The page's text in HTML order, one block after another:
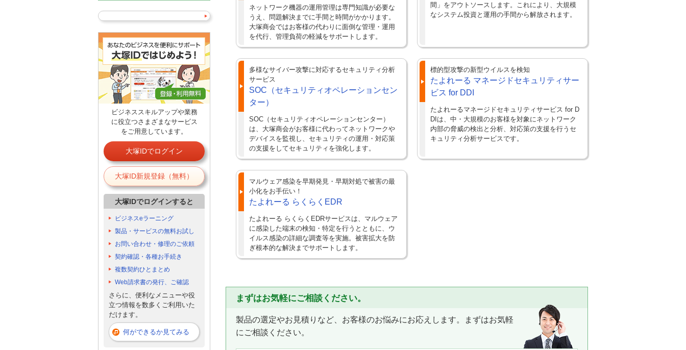
ネットワーク機器の運用管理は専門知識が必要な
うえ、問題解決までに手間と時間がかかります。
大塚商会ではお客様の代わりに面倒な管理・運用
を代行、管理負荷の軽減をサポートします。
間」をアウトソースします。これにより、大規模
なシステム投資と運用の手間から解放されます。
多様なサイバー攻撃に対応するセキュリティ分析
サービス
SOC（セキュリティオペレーションセン
ター）
SOC（セキュリティオペレーションセンター）
は、大塚商会がお客様に代わってネットワークや
デバイスを監視し、セキュリティの運用・対応策
の支援をしてセキュリティを強化します。
標的型攻撃の新型ウイルスを検知
たよれーる マネージドセキュリティサー
ビス for DDI
たよれーるマネージドセキュリティサービス for D
DIは、中・大規模のお客様を対象にネットワーク
内部の脅威の検出と分析、対応策の支援を行うセ
キュリティ分析サービスです。
マルウェア感染を早期発見・早期対処で被害の最
小化をお手伝い！
たよれーる らくらくEDR
たよれーる らくらくEDRサービスは、マルウェア
に感染した端末の検知・特定を行うとともに、ウ
イルス感染の詳細な調査等を実施。被害拡大を防
ぎ根本的な解決までサポートします。
まずはお気軽にご相談ください。
製品の選定やお見積りなど、お客様のお悩みにお応えします。まずはお気軽
にご相談ください。
ビジネススキルアップや業務
に役立つさまざまなサービス
をご用意しています。
大塚IDでログイン
大塚ID新規登録（無料）
大塚IDでログインすると
ビジネスeラーニング
製品・サービスの無料お試し
お問い合わせ・修理のご依頼
契約確認・各種お手続き
複数契約ひとまとめ
Web請求書の発行、ご確認
さらに、便利なメニューや役
立つ情報を数多くご利用いた
だけます。
何ができるか見てみる